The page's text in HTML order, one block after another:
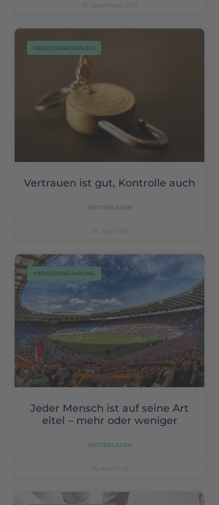
10. September 2018
MENSCHENFÜHRUNG
Vertrauen ist gut, Kontrolle auch
WEITERLESEN
24. May 2018
MENSCHENFÜHRUNG
Jeder Mensch ist auf seine Art
eitel – mehr oder weniger
WEITERLESEN
26. April 2018